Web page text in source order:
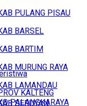
PULANG PISAU
BARSEL
BARTIM
MURUNG RAYA
LAMANDAU
SERUYAN
KALTENG
PALANGKARAYA